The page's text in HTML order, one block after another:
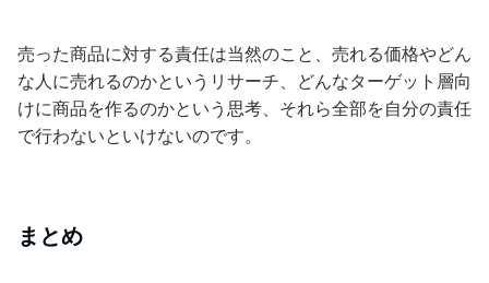
売った商品に対する責任は当然のこと、売れる価格やどん
な人に売れるのかというリサーチ、どんなターゲット層向
けに商品を作るのかという思考、それら全部を自分の責任
で行わないといけないのです。
まとめ